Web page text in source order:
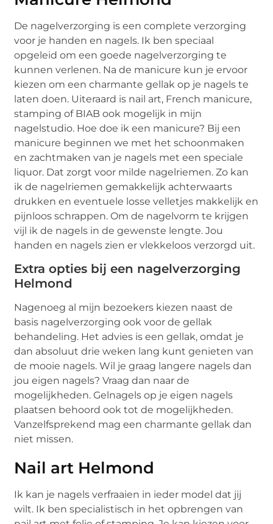
De nagelverzorging is een complete verzorging
voor je handen en nagels. Ik ben speciaal
opgeleid om een goede nagelverzorging te
kunnen verlenen. Na de manicure kun je ervoor
kiezen om een charmante gellak op je nagels te
laten doen. Uiteraard is nail art, French manicure,
stamping of BIAB ook mogelijk in mijn
nagelstudio. Hoe doe ik een manicure? Bij een
manicure beginnen we met het schoonmaken
en zachtmaken van je nagels met een speciale
liquor. Dat zorgt voor milde nagelriemen. Zo kan
ik de nagelriemen gemakkelijk achterwaarts
drukken en eventuele losse velletjes makkelijk en
pijnloos schrappen. Om de nagelvorm te krijgen
vijl ik de nagels in de gewenste lengte. Jou
handen en nagels zien er vlekkeloos verzorgd uit.
Extra opties bij een nagelverzorging
Helmond
Nagenoeg al mijn bezoekers kiezen naast de
basis nagelverzorging ook voor de gellak
behandeling. Het advies is een gellak, omdat je
dan absoluut drie weken lang kunt genieten van
de mooie nagels. Wil je graag langere nagels dan
jou eigen nagels? Vraag dan naar de
mogelijkheden. Gelnagels op je eigen nagels
plaatsen behoord ook tot de mogelijkheden.
Vanzelfsprekend mag een charmante gellak dan
niet missen.
Nail art Helmond
Ik kan je nagels verfraaien in ieder model dat jij
wilt. Ik ben specialistisch in het opbrengen van